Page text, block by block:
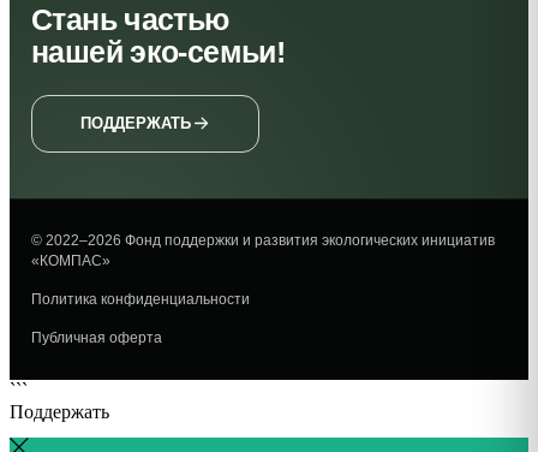
Стань частью
нашей эко-семьи!
ПОДДЕРЖАТЬ
© 2022–2026 Фонд поддержки и развития экологических инициатив
«КОМПАС»
Политика конфиденциальности
Публичная оферта
```
Поддержать